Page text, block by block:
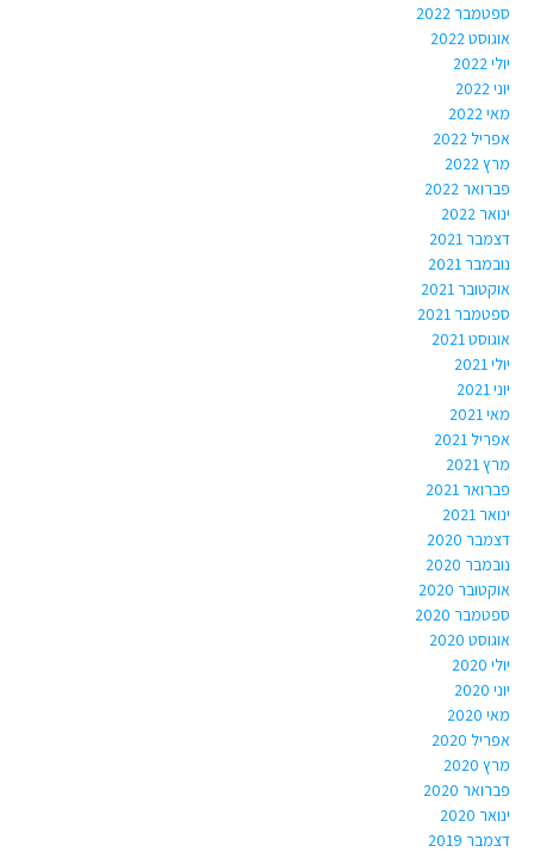
ספטמבר 2022
אוגוסט 2022
יולי 2022
יוני 2022
מאי 2022
אפריל 2022
מרץ 2022
פברואר 2022
ינואר 2022
דצמבר 2021
נובמבר 2021
אוקטובר 2021
ספטמבר 2021
אוגוסט 2021
יולי 2021
יוני 2021
מאי 2021
אפריל 2021
מרץ 2021
פברואר 2021
ינואר 2021
דצמבר 2020
נובמבר 2020
אוקטובר 2020
ספטמבר 2020
אוגוסט 2020
יולי 2020
יוני 2020
מאי 2020
אפריל 2020
מרץ 2020
פברואר 2020
ינואר 2020
דצמבר 2019